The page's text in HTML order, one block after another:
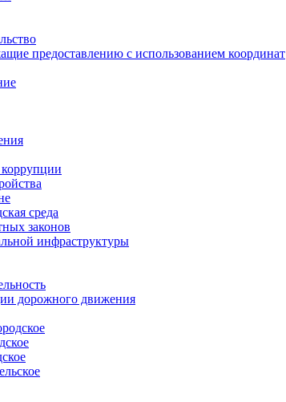
предоставлению с использованием координат
среда
законов
инфраструктуры
дорожного движения